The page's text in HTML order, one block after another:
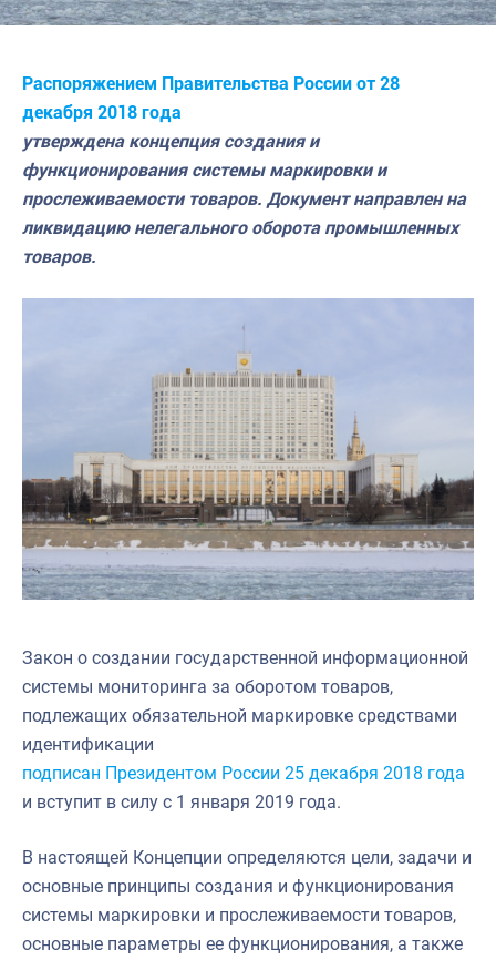
Распоряжением Правительства России от 28
декабря 2018 года
утверждена концепция создания и
функционирования системы маркировки и
прослеживаемости товаров. Документ направлен на
ликвидацию нелегального оборота промышленных
товаров.
Закон о создании государственной информационной
системы мониторинга за оборотом товаров,
подлежащих обязательной маркировке средствами
идентификации
подписан Президентом России 25 декабря 2018 года
и вступит в силу с 1 января 2019 года.
В настоящей Концепции определяются цели, задачи и
основные принципы создания и функционирования
системы маркировки и прослеживаемости товаров,
основные параметры ее функционирования, а также